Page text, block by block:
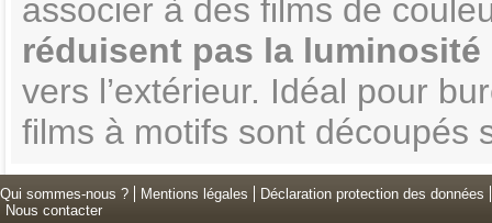
associer à des films de
réduisent pas la luminosité
vers l’extérieur. Idéal pour
films à motifs sont découpés
Qui sommes-nous ? Mentions légales
Déclaration protection des données
Nous contacter